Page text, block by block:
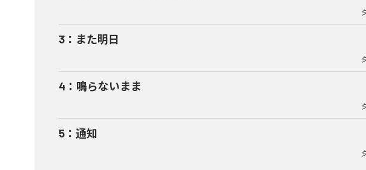
3 ： また明日
4 ： 鳴らないまま
5 ： 通知